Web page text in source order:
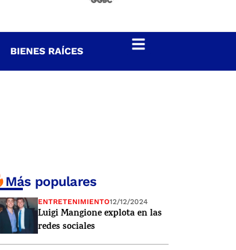
BIENES RAÍCES
Más populares
ENTRETENIMIENTO12/12/2024
Luigi Mangione explota en las
redes sociales